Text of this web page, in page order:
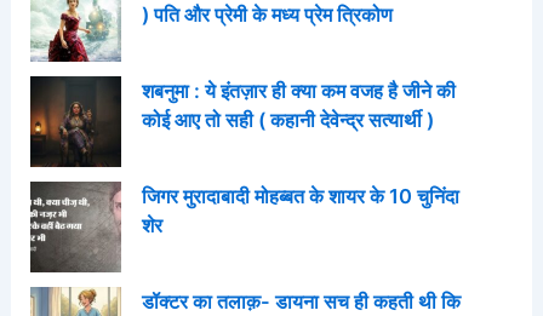
) पति और प्रेमी के मध्य प्रेम त्रिकोण
शबनुमा : ये इंतज़ार ही क्या कम वजह है जीने की
कोई आए तो सही ( कहानी देवेन्द्र सत्यार्थी )
जिगर मुरादाबादी मोहब्बत के शायर के 10 चुनिंदा
शेर
डॉक्टर का तलाक़- डायना सच ही कहती थी कि